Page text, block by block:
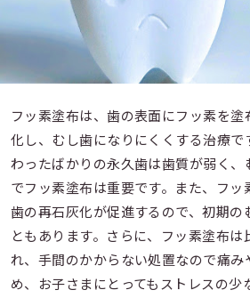
フッ素塗布は、歯の表面にフッ素を
化し、むし歯になりにくくする治療で
わったばかりの永久歯は歯質が弱く、
でフッ素塗布は重要です。また、フッ
歯の再石灰化が促進するので、初期の
ともあります。さらに、フッ素塗布は
れ、手間のかからない処置なので痛
め、お子さまにとってもストレスの少